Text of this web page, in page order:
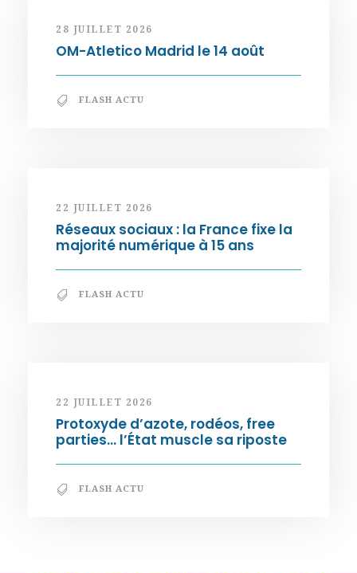
28 JUILLET 2026
OM-Atletico Madrid le 14 août
FLASH ACTU
22 JUILLET 2026
Réseaux sociaux : la France fixe la
majorité numérique à 15 ans
FLASH ACTU
22 JUILLET 2026
Protoxyde d’azote, rodéos, free
parties… l’État muscle sa riposte
FLASH ACTU